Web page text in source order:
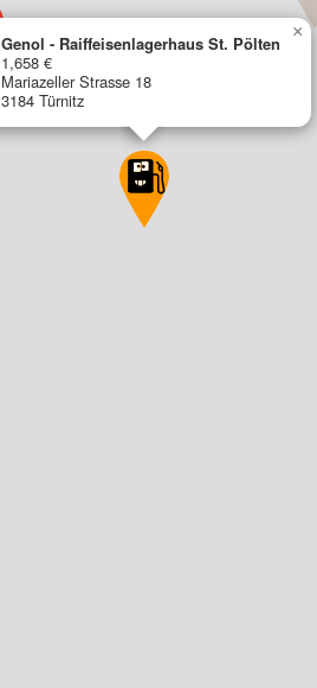
Genol - Raiffeisenlagerhaus St. Pölten
1,658 €
Mariazeller Strasse 18
3184 Türnitz
×